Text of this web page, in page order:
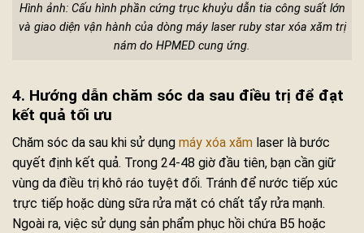
Hình ảnh: Cấu hình phần cứng trục khuỷu dẫn tia công suất lớn
và giao diện vận hành của dòng máy laser ruby star xóa xăm trị
nám do HPMED cung ứng.
4. Hướng dẫn chăm sóc da sau điều trị để đạt
kết quả tối ưu
Chăm sóc da sau khi sử dụng máy xóa xăm laser là bước
quyết định kết quả. Trong 24-48 giờ đầu tiên, bạn cần giữ
vùng da điều trị khô ráo tuyệt đối. Tránh để nước tiếp xúc
trực tiếp hoặc dùng sữa rửa mặt có chất tẩy rửa mạnh.
Ngoài ra, việc sử dụng sản phẩm phục hồi chứa B5 hoặc